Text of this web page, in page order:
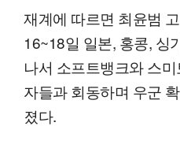
재계에 따르면 최윤범
16~18일 일본, 홍콩, 싱
나서 소프트뱅크와 스
자들과 회동하며 우군
졌다.